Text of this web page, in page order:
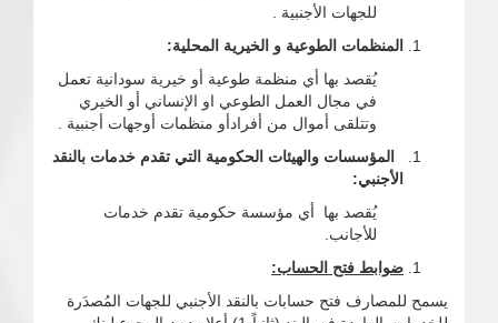
للجهات الأجنبية .
المنظمات الطوعية و الخيرية المحلية:
يُقصد بها أي منظمة طوعية أو خيرية سودانية تعمل
في مجال العمل الطوعي او الإنساني أو الخيري
وتتلقى أموال من أفرادأو منظمات أوجهات أجنبية .
المؤسسات والهيئات الحكومية التي تقدم خدمات بالنقد
الأجنبي:
يُقصد بها أي مؤسسة حكومية تقدم خدمات
للأجانب.
ضوابط فتح الحساب:
يسمح للمصارف فتح حسابات بالنقد الأجنبي للجهات المُصدَرة